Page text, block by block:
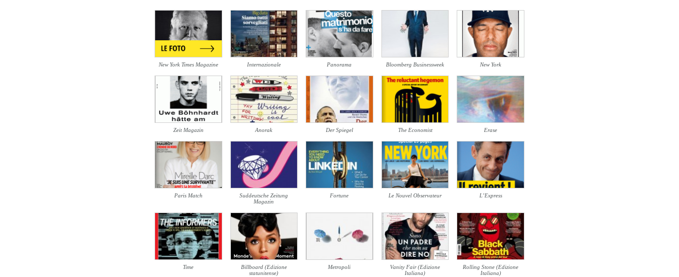
New York Times Magazine Internazionale Panorama Bloomberg Businessweek New York
Zeit Magazin Anorak Der Spiegel The Economist Erase
Paris Match
Suddeutsche Zeitung
Magazin
Fortune Le Nouvel Observateur L’Express
Time
Billboard (Edizione
statunitense)
Metropoli
Vanity Fair (Edizione
Italiana)
Rolling Stone (Edizione
Italiana)